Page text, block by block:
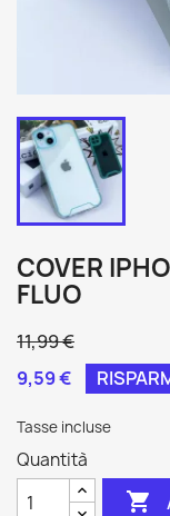
COVER
FLUO
11,99 €
9,59 €
Tasse incluse
Quantità
